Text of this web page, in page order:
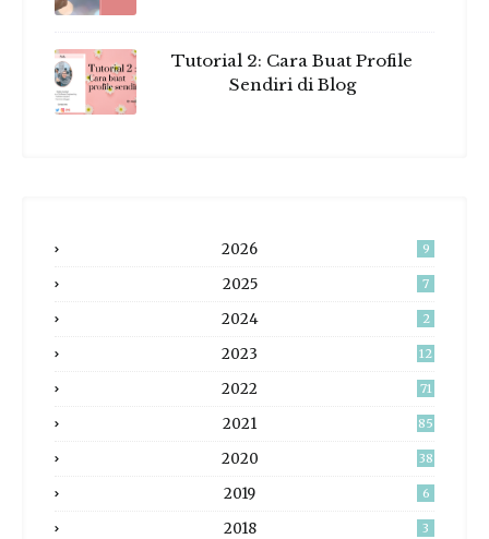
Tutorial 2: Cara Buat Profile
Sendiri di Blog
2026 9
2025 7
2024 2
2023 12
2022 71
2021 85
2020 38
2019 6
2018 3